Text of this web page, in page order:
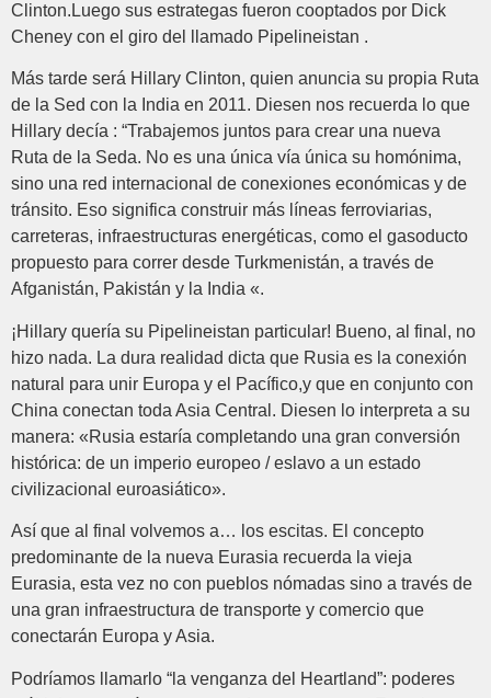
Clinton.Luego sus estrategas fueron cooptados por Dick
Cheney con el giro del llamado Pipelineistan .
Más tarde será Hillary Clinton, quien anuncia su propia Ruta
de la Sed con la India en 2011. Diesen nos recuerda lo que
Hillary decía : “Trabajemos juntos para crear una nueva
Ruta de la Seda. No es una única vía única su homónima,
sino una red internacional de conexiones económicas y de
tránsito. Eso significa construir más líneas ferroviarias,
carreteras, infraestructuras energéticas, como el gasoducto
propuesto para correr desde Turkmenistán, a través de
Afganistán, Pakistán y la India «.
¡Hillary quería su Pipelineistan particular! Bueno, al final, no
hizo nada. La dura realidad dicta que Rusia es la conexión
natural para unir Europa y el Pacífico,y que en conjunto con
China conectan toda Asia Central. Diesen lo interpreta a su
manera: «Rusia estaría completando una gran conversión
histórica: de un imperio europeo / eslavo a un estado
civilizacional euroasiático».
Así que al final volvemos a… los escitas. El concepto
predominante de la nueva Eurasia recuerda la vieja
Eurasia, esta vez no con pueblos nómadas sino a través de
una gran infraestructura de transporte y comercio que
conectarán Europa y Asia.
Podríamos llamarlo “la venganza del Heartland”: poderes